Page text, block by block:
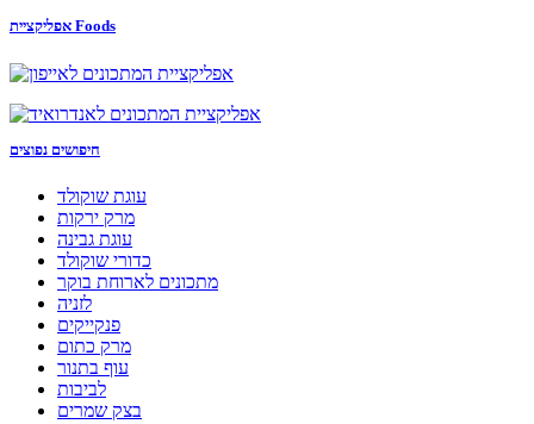
אפליקציית Foods
חיפושים נפוצים
עוגת שוקולד
מרק ירקות
עוגת גבינה
כדורי שוקולד
מתכונים לארוחת בוקר
לזניה
פנקייקים
מרק כתום
עוף בתנור
לביבות
בצק שמרים